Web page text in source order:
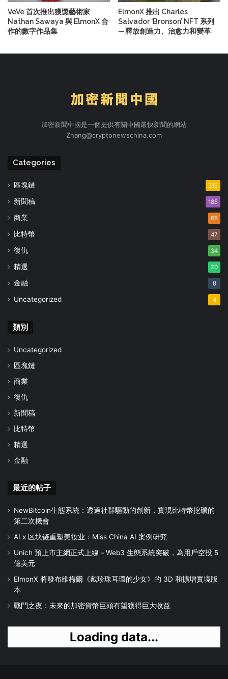
VeVe 首次推出獲獎藝術家
Nathan Sawaya 與 ElmonX 合
作的數字作品集
ElmonX 推出 Charles
Salvador ‘Bronson’ NFT 系列
— 釋放創造力、治愈力和變革
加密新聞中國是一個提供有關中國最快新聞的網站
Zhang@cryptonewschina.com
Categories
區塊鏈 315
新聞稿 185
商業 68
比特幣 47
復仇 34
精選 20
金融 8
Uncategorized 4
類別
Uncategorized
區塊鏈
商業
復仇
新聞稿
比特幣
精選
金融
最近的帖子
NewBitcoin生態系統：透過社群驅動的創新，實現比特幣挖礦的
第二次機會
AI x 区块链重塑美妆业：Miss China AI 案例研究
Unich 預上市主網正式上線－Web3 生態系統突破，為用戶空投 5
億美元
ElmonX 將發布維梅爾《戴珍珠耳環的少女》的 3D 和擴增實境版
本
戰鬥之夜：未來的加密貨幣巨頭有望獲得巨大收益
Loading data...